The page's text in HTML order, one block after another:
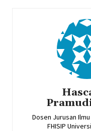
Dosen Jurusan
FHISIP